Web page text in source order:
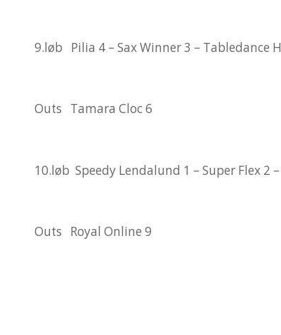
9.løb Pilia 4 – Sax Winner 3 – Tabledance
Outs Tamara Cloc 6
10.løb Speedy Lendalund 1 – Super Flex 2
Outs Royal Online 9